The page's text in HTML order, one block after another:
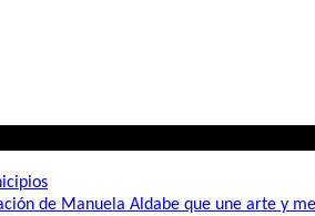
de Manuela Aldabe que une arte y